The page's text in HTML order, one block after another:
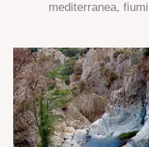
mediterranea,